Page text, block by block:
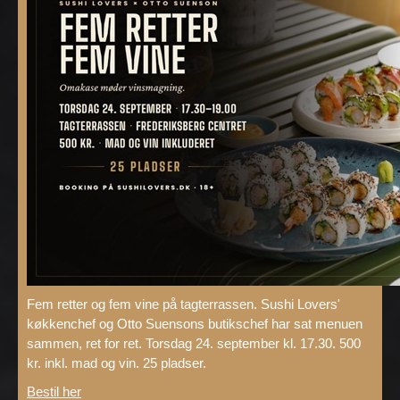
Fem retter og fem vine på tagterrassen. Sushi Lovers'
køkkenchef og Otto Suensons butikschef har sat menuen
sammen, ret for ret. Torsdag 24. september kl. 17.30. 500
kr. inkl. mad og vin. 25 pladser.
Bestil her